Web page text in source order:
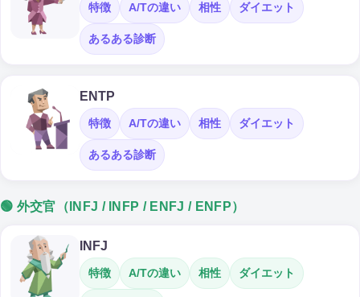
特徴 A/Tの違い 相性 ダイエット
あるある診断
ENTP
特徴 A/Tの違い 相性 ダイエット
あるある診断
🟢 外交官（INFJ / INFP / ENFJ / ENFP）
INFJ
特徴 A/Tの違い 相性 ダイエット